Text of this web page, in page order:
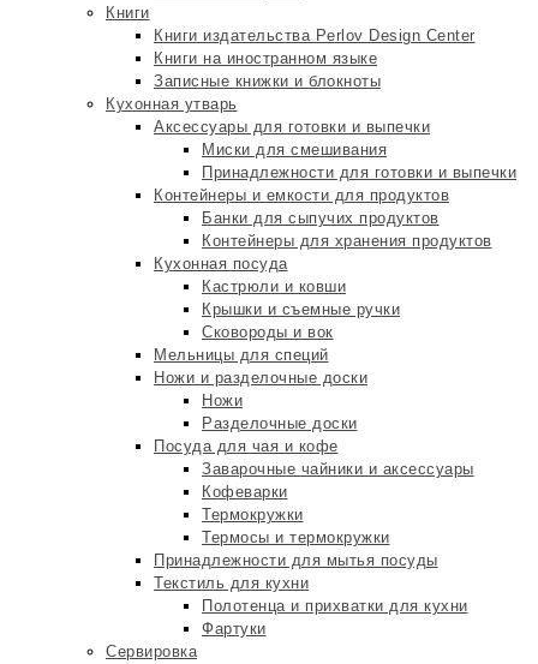
Книги
Книги издательства Perlov Design Center
Книги на иностранном языке
Записные книжки и блокноты
Кухонная утварь
Аксессуары для готовки и выпечки
Миски для смешивания
Принадлежности для готовки и выпечки
Контейнеры и емкости для продуктов
Банки для сыпучих продуктов
Контейнеры для хранения продуктов
Кухонная посуда
Кастрюли и ковши
Крышки и съемные ручки
Сковороды и вок
Мельницы для специй
Ножи и разделочные доски
Ножи
Разделочные доски
Посуда для чая и кофе
Заварочные чайники и аксессуары
Кофеварки
Термокружки
Термосы и термокружки
Принадлежности для мытья посуды
Текстиль для кухни
Полотенца и прихватки для кухни
Фартуки
Сервировка